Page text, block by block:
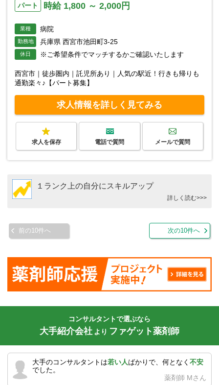
パート 時給 1,800 ～ 2,000円
業種 病院
勤務地 兵庫県 西宮市池田町3-25
休日 ※ご希望条件でマッチするかご確認いたします
西宮市｜徒歩圏内｜託児所あり｜人気の駅近！行きも帰りも
通勤楽々♪【パート募集】
求人情報を詳しく見てみる
求人を保存 電話で質問 メールで質問
１ランク上の自分にスキルアップ
詳しく読む>>>
前の10件へ 次の10件へ
コンサルタントで選ぶなら
大手紹介会社 より ファゲット薬剤師
大手のコンサルタントは若い人ばかりで、何となく 不安
でした。
薬剤師 Mさん